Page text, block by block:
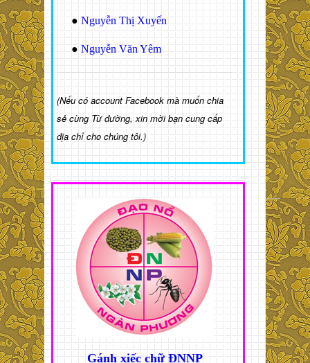
● Nguyễn Thị Xuyến
● Nguyễn Văn Yêm
(Nếu có account Facebook mà muốn chia
sẻ cùng Từ đường, xin mời bạn cung cấp
địa chỉ cho chúng tôi.)
Gánh xiếc chữ ĐNNP